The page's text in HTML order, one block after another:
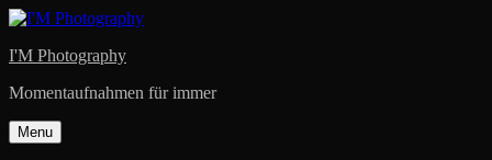
Skip
content
I'M Photography
Momentaufnahmen für immer
Menu